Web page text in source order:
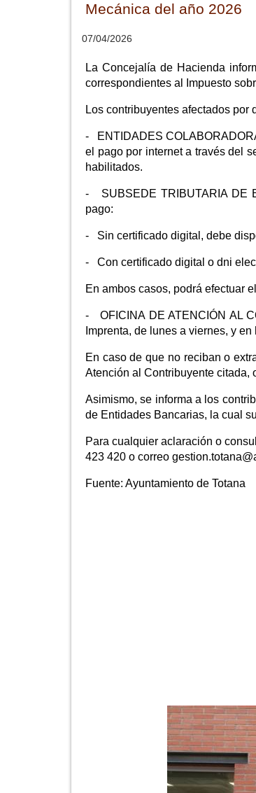
Mecánica del año 2026
07/04/2026
La Concejalía de Hacienda
correspondientes al Impuesto
Los contribuyentes afectados por
- ENTIDADES
el pago por internet a través del
habilitados.
- SUBSEDE TRIBUTARIA DE
pago:
- Sin certificado digital, debe
- Con certificado digital o dni
En ambos casos, podrá efectuar
- OFICINA DE ATENCIÓN AL
Imprenta, de lunes a viernes, y
En caso de que no reciban o
Atención al Contribuyente citada,
Asimismo, se informa a los
de Entidades Bancarias, la cual
Para cualquier aclaración o
423 420 o correo
Fuente: Ayuntamiento de Totana